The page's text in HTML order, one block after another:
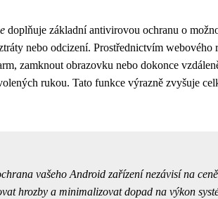
doplňuje základní antivirovou ochranu o
nebo odcizení. Prostřednictvím
zamknout obrazovku nebo dokonce
rukou. Tato funkce výrazně zvyšuje
vašeho Android zařízení nezávisí na
hrozby a minimalizovat dopad na výkon